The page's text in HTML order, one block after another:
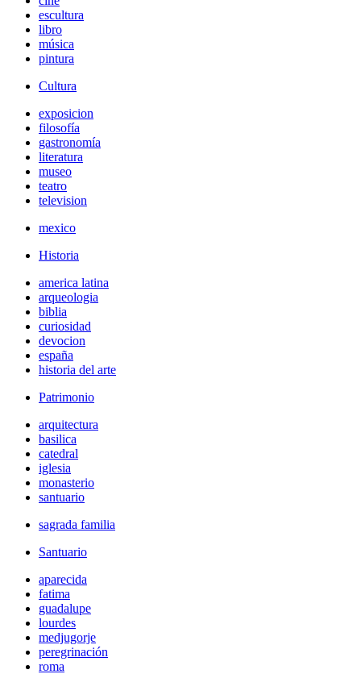
escultura
libro
música
pintura
Cultura
exposicion
filosofía
gastronomía
literatura
museo
teatro
television
mexico
Historia
america latina
arqueologia
biblia
curiosidad
devocion
españa
historia del arte
Patrimonio
arquitectura
basilica
catedral
iglesia
monasterio
santuario
sagrada familia
Santuario
aparecida
fatima
guadalupe
lourdes
medjugorje
peregrinación
roma